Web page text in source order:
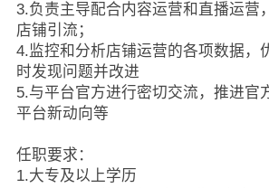
3.负责主导配合内容运营和直播运营
店铺引流；
4.监控和分析店铺运营的各项数据，
时发现问题并改进
5.与平台官方进行密切交流，推进官
平台新动向等
任职要求：
1.大专及以上学历